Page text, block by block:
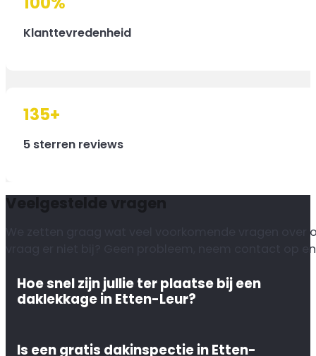
Klanttevredenheid
135+
5 sterren reviews
Veelgestelde vragen
We zetten graag wat veel voorkomende vragen
vraag er niet bij? Geen probleem, neem contact op
Hoe snel zijn jullie ter plaatse bij een
daklekkage in Etten-Leur?
Is een gratis dakinspectie in Etten-